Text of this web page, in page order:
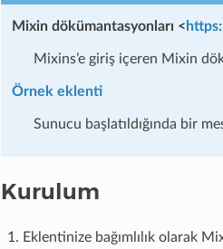
Mixin dökümantasyonları <
Mixins’e giriş içeren Mixin
Örnek eklenti
Sunucu başlatıldığında bir
Kurulum
Eklentinize bağımlılık olarak